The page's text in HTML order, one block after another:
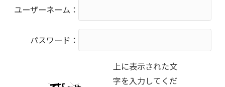
ユーザーネーム：
パスワード：
上に表示された文
字を入力してくだ